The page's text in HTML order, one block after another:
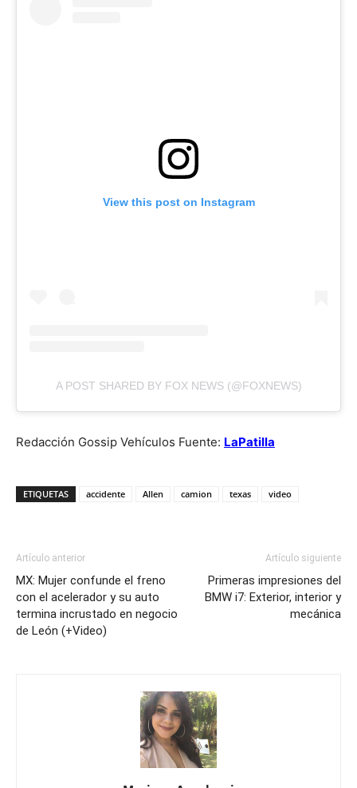
View this post on Instagram
A POST SHARED BY FOX NEWS (@FOXNEWS)
Redacción Gossip Vehículos Fuente: LaPatilla
ETIQUETAS accidente Allen camion texas video
Artículo anterior
MX: Mujer confunde el freno
con el acelerador y su auto
termina incrustado en negocio
de León (+Video)
Artículo siguiente
Primeras impresiones del
BMW i7: Exterior, interior y
mecánica